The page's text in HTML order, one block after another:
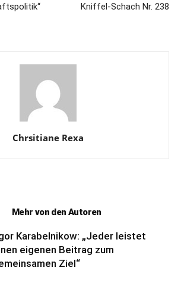
Kniffel-Schach Nr. 238
Chrsitiane Rexa
Mehr von den Autoren
Karabelnikow: „Jeder leistet
eigenen Beitrag zum
Ziel“